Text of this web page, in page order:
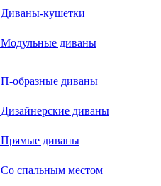
Диваны-кушетки
Модульные диваны
П-образные диваны
Дизайнерские диваны
Прямые диваны
Со спальным местом